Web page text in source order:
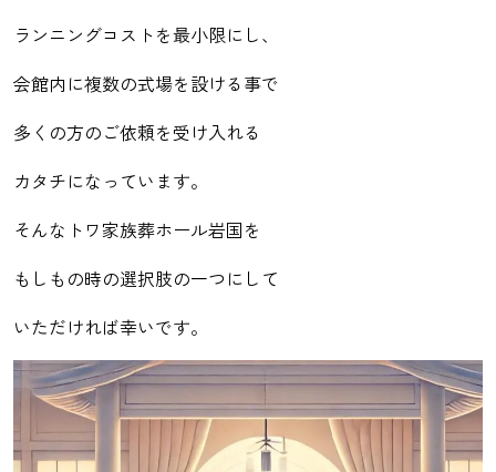
ランニングコストを最小限にし、
会館内に複数の式場を設ける事で
多くの方のご依頼を受け入れる
カタチになっています。
そんなトワ家族葬ホール岩国を
もしもの時の選択肢の一つにして
いただければ幸いです。